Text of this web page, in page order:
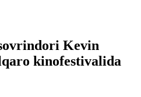
Kevin
kinofestivalida